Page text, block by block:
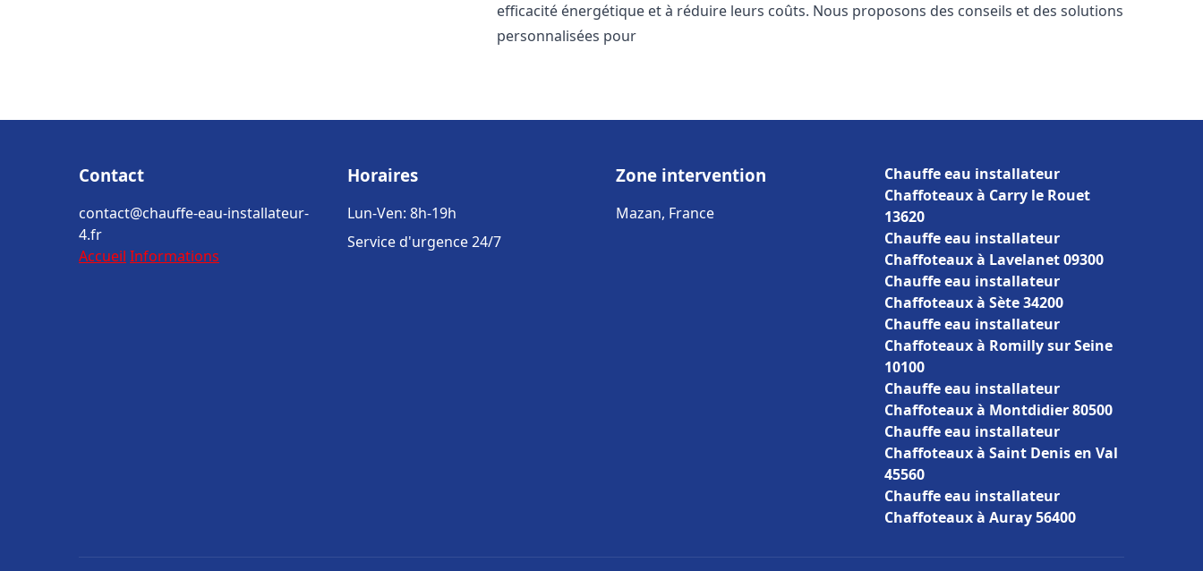
efficacité énergétique et à réduire leurs coûts. Nous proposons des conseils et des solutions
personnalisées pour
Contact
contact@chauffe-eau-installateur-
4.fr
Accueil Informations
Horaires
Lun-Ven: 8h-19h
Service d'urgence 24/7
Zone intervention
Mazan, France
Chauffe eau installateur
Chaffoteaux à Carry le Rouet
13620
Chauffe eau installateur
Chaffoteaux à Lavelanet 09300
Chauffe eau installateur
Chaffoteaux à Sète 34200
Chauffe eau installateur
Chaffoteaux à Romilly sur Seine
10100
Chauffe eau installateur
Chaffoteaux à Montdidier 80500
Chauffe eau installateur
Chaffoteaux à Saint Denis en Val
45560
Chauffe eau installateur
Chaffoteaux à Auray 56400